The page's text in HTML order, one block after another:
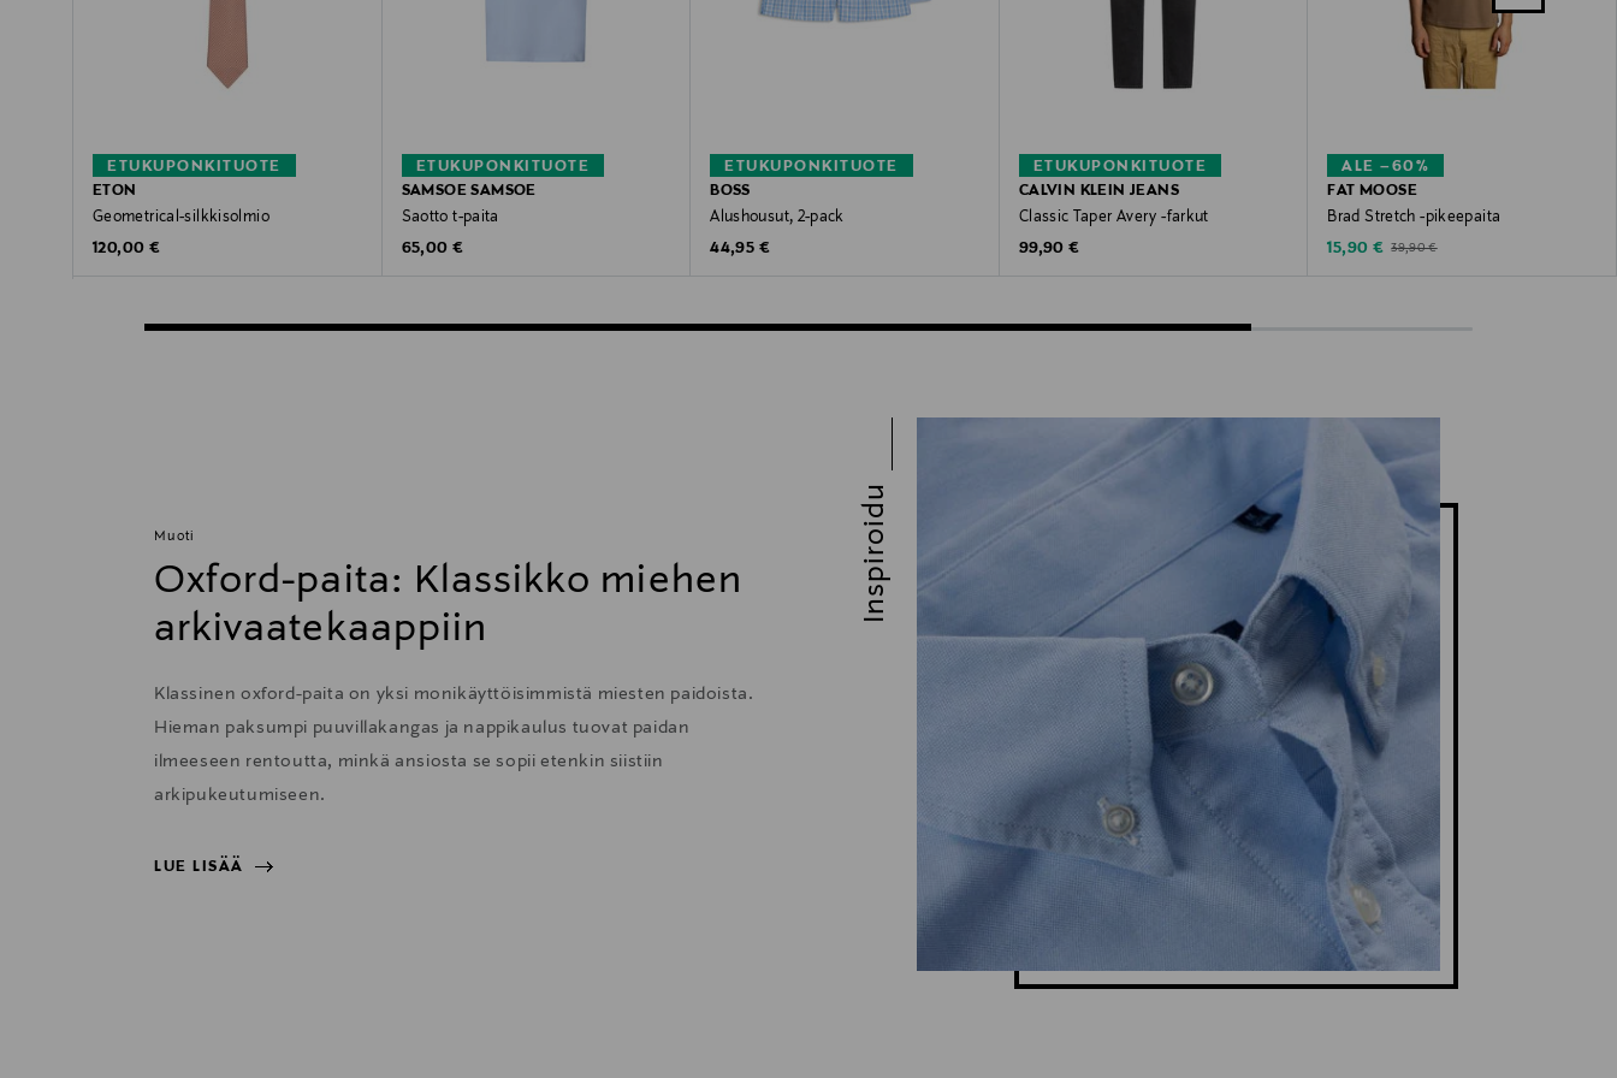
ETUKUPONKITUOTE
ETON
Geometrical-silkkisolmio
Original Price
120,00 €
ETUKUPONKITUOTE
SAMSOE SAMSOE
Saotto t-paita
Original Price
65,00 €
ETUKUPONKITUOTE
BOSS
Alushousut, 2-pack
Original Price
44,95 €
ETUKUPONKITUOTE
CALVIN KLEIN JEANS
Classic Taper Avery -farkut
Original Price
99,90 €
ALE –60%
FAT MOOSE
Brad Stretch -pikeepaita
Discounted Price
15,90 € Original Price
39,90 €
Muoti
Oxford-paita: Klassikko miehen
arkivaatekaappiin
Klassinen oxford-paita on yksi monikäyttöisimmistä miesten paidoista.
Hieman paksumpi puuvillakangas ja nappikaulus tuovat paidan
ilmeeseen rentoutta, minkä ansiosta se sopii etenkin siistiin
arkipukeutumiseen.
LUE LISÄÄ
Inspiroidu